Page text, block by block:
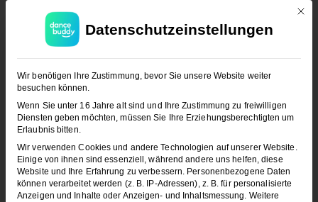
BACHATA
Mit
Datenschutzeinstellungen
Wir benötigen Ihre Zustimmung, bevor Sie unsere Website weiter
besuchen können.
Wenn Sie unter 16 Jahre alt sind und Ihre Zustimmung zu freiwilligen
Diensten geben möchten, müssen Sie Ihre Erziehungsberechtigten um
Erlaubnis bitten.
Wir verwenden Cookies und andere Technologien auf unserer Website.
Einige von ihnen sind essenziell, während andere uns helfen, diese
Website und Ihre Erfahrung zu verbessern. Personenbezogene Daten
können verarbeitet werden (z. B. IP-Adressen), z. B. für personalisierte
Anzeigen und Inhalte oder Anzeigen- und Inhaltsmessung. Weitere